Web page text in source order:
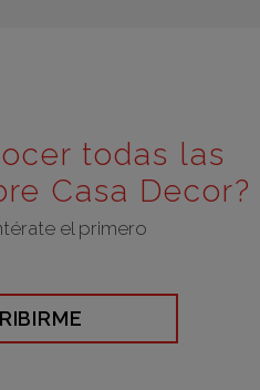
todas las
Casa Decor?
el primero